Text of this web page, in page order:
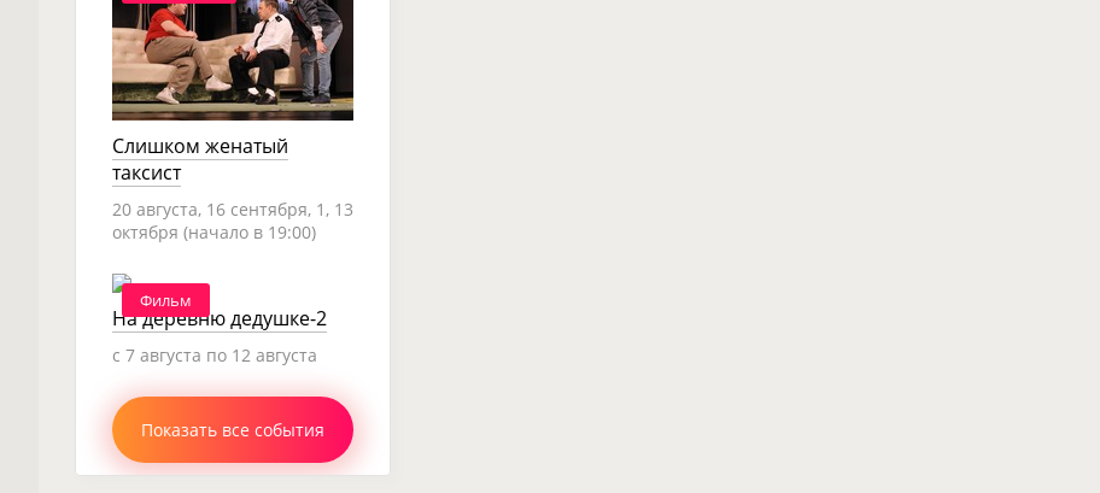
Слишком женатый
таксист
20 августа, 16 сентября, 1, 13
октября (начало в 19:00)
Фильм
На деревню дедушке-2
c 7 августа по 12 августа
Показать все события